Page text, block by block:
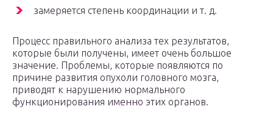
замеряется степень координации и т. д.
Процесс правильного анализа тех результатов,
которые были получены, имеет очень большое
значение. Проблемы, которые появляются по
причине развития опухоли головного мозга,
приводят к нарушению нормального
функционирования именно этих органов.